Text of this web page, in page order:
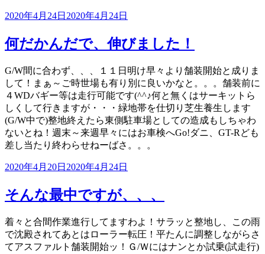
投
日:
2020年4月24日 2020年4月24日
何だかんだで、伸びました！
G/W間に合わず、、、１１日明け早々より舗装開始と成りま
して！まぁ～ご時世場も有り別に良いかなと。。。舗装前に
４WDバギー等は走行可能です(^^♪何と無くはサーキットら
しくして行きますが・・・緑地帯を仕切り芝生養生します
(G/W中で)整地終えたら東側駐車場としての造成もしちゃわ
ないとね！週末～来週早々にはお車検へGo!ダニ、GT-Rども
差し当たり終わらせねーばさ。。。
投
日:
2020年4月20日 2020年4月24日
そんな最中ですが、、、
着々と合間作業進行してますわよ！サラッと整地し、この雨
で沈殿されてあとはローラー転圧！平たんに調整しながらさ
てアスファルト舗装開始ッ！Ｇ/Ｗにはナンとか試乗(試走行)